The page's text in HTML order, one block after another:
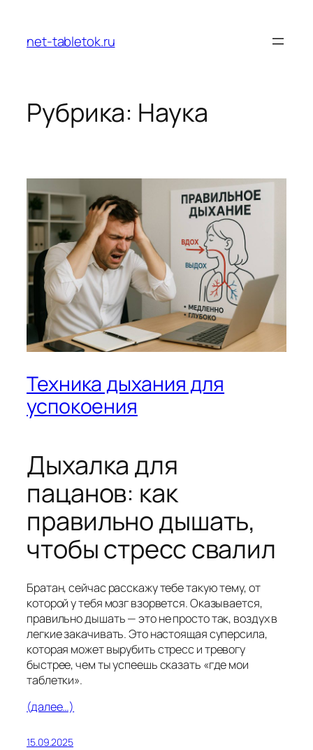
содержимому
net-tabletok.ru
Рубрика: Наука
Техника дыхания для
успокоения
Дыхалка для
пацанов: как
правильно дышать,
чтобы стресс свалил
Братан, сейчас расскажу тебе такую тему, от
которой у тебя мозг взорвется. Оказывается,
правильно дышать — это не просто так, воздух в
легкие закачивать. Это настоящая суперсила,
которая может вырубить стресс и тревогу
быстрее, чем ты успеешь сказать «где мои
таблетки».
(далее…)
15.09.2025